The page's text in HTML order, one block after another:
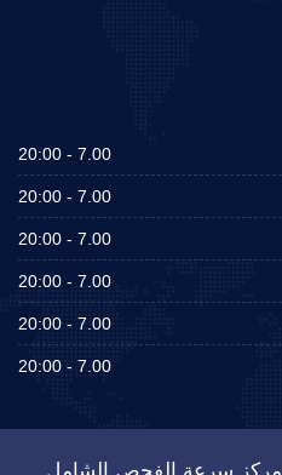
7.00 - 20:00
7.00 - 20:00
7.00 - 20:00
7.00 - 20:00
7.00 - 20:00
7.00 - 20:00